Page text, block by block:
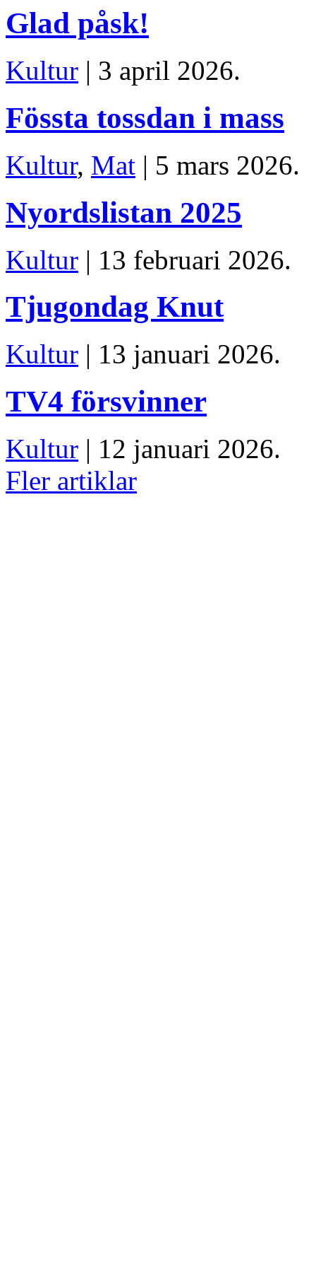
Glad påsk!
Kultur | 3 april 2026.
Fössta tossdan i mass
Kultur, Mat | 5 mars 2026.
Nyordslistan 2025
Kultur | 13 februari 2026.
Tjugondag Knut
Kultur | 13 januari 2026.
TV4 försvinner
Kultur | 12 januari 2026.
Fler artiklar